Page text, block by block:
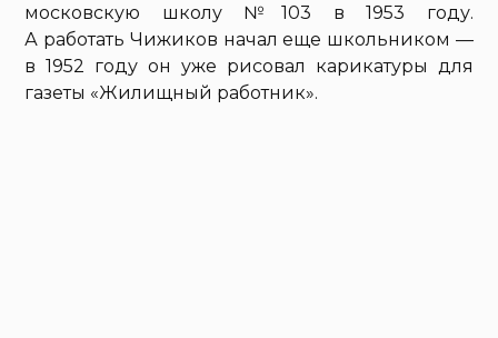
московскую школу №103 в 1953 году.
А работать Чижиков начал еще школьником —
в 1952 году он уже рисовал карикатуры для
газеты «Жилищный работник».